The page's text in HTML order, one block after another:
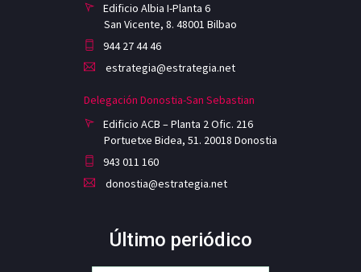
Edificio Albia I-Planta 6
San Vicente, 8. 48001 Bilbao
944 27 44 46
estrategia@estrategia.net
Delegación Donostia-San Sebastian
Edificio ACB – Planta 2 Ofic. 216
Portuetxe Bidea, 51. 20018 Donostia
943 011 160
donostia@estrategia.net
Último periódico